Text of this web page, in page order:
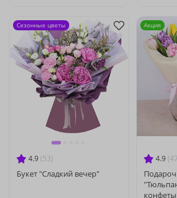
4.9 (53)
Букет "Сладкий вечер"
Сезонные цветы
4.9
Акция